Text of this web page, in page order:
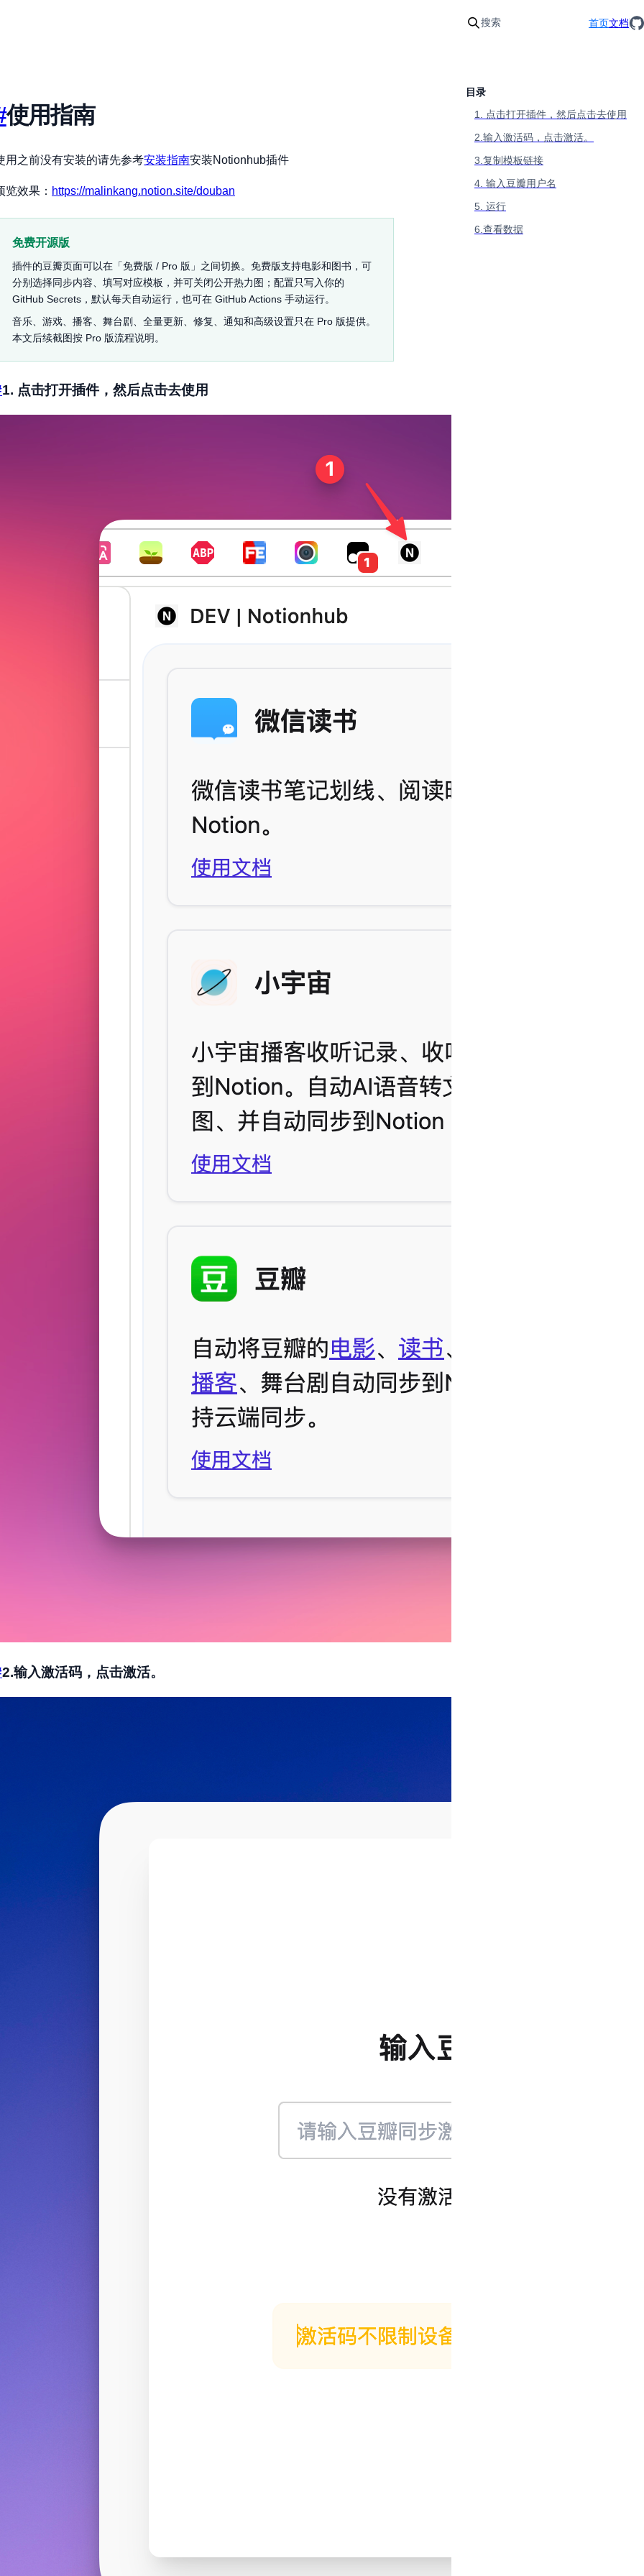
搜索 首页文档
使用指南
用之前没有安装的请先参考安装指南安装Notionhub插件
览效果： https://malinkang.notion.site/douban
免费开源版
插件的豆瓣页面可以在「免费版 / Pro 版」之间切换。免费版支持电影和图书，可
分别选择同步内容、填写对应模板，并可关闭公开热力图；配置只写入你的
GitHub Secrets，默认每天自动运行，也可在 GitHub Actions 手动运行。
音乐、游戏、播客、舞台剧、全量更新、修复、通知和高级设置只在 Pro 版提供。
本文后续截图按 Pro 版流程说明。
1. 点击打开插件，然后点击去使用
2.输入激活码，点击激活。
目录
1. 点击打开插件，然后点击去使用
2.输入激活码，点击激活。
3.复制模板链接
4. 输入豆瓣用户名
5. 运行
6.查看数据